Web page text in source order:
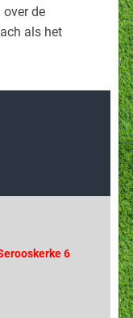
de
als het
6